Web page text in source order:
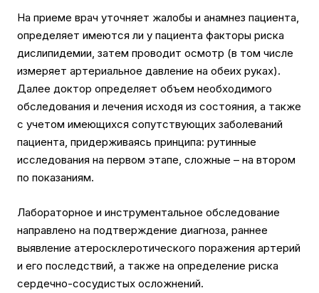
На приеме врач уточняет жалобы и анамнез пациента,
определяет имеются ли у пациента факторы риска
дислипидемии, затем проводит осмотр (в том числе
измеряет артериальное давление на обеих руках).
Далее доктор определяет объем необходимого
обследования и лечения исходя из состояния, а также
с учетом имеющихся сопутствующих заболеваний
пациента, придерживаясь принципа: рутинные
исследования на первом этапе, сложные – на втором
по показаниям.
Лабораторное и инструментальное обследование
направлено на подтверждение диагноза, раннее
выявление атеросклеротического поражения артерий
и его последствий, а также на определение риска
сердечно-сосудистых осложнений.